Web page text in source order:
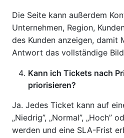
Die Seite kann außerdem
Unternehmen, Region,
des Kunden anzeigen, damit
Antwort das vollständige
Kann ich Tickets nach
priorisieren?
Ja. Jedes Ticket kann auf
„Niedrig”, „Normal”, „Hoch”
werden und eine SLA-Frist